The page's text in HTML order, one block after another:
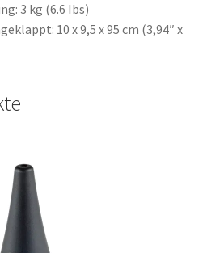
3 kg (6.6 Ibs)
10 x 9,5 x 95 cm (3,94″ x